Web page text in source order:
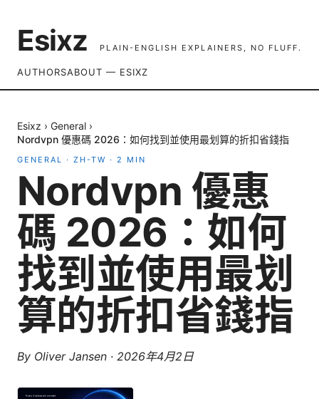
Esixz PLAIN-ENGLISH EXPLAINERS, NO FLUFF.
AUTHORSABOUT — ESIXZ
Esixz › General ›
Nordvpn 優惠碼 2026：如何找到並使用最划算的折扣省錢指
GENERAL · ZH-TW · 2 MIN
Nordvpn 優惠
碼 2026：如何
找到並使用最划
算的折扣省錢指
By Oliver Jansen · 2026年4月2日